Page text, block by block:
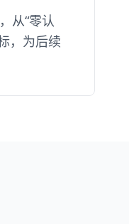
从“零认
，为后续